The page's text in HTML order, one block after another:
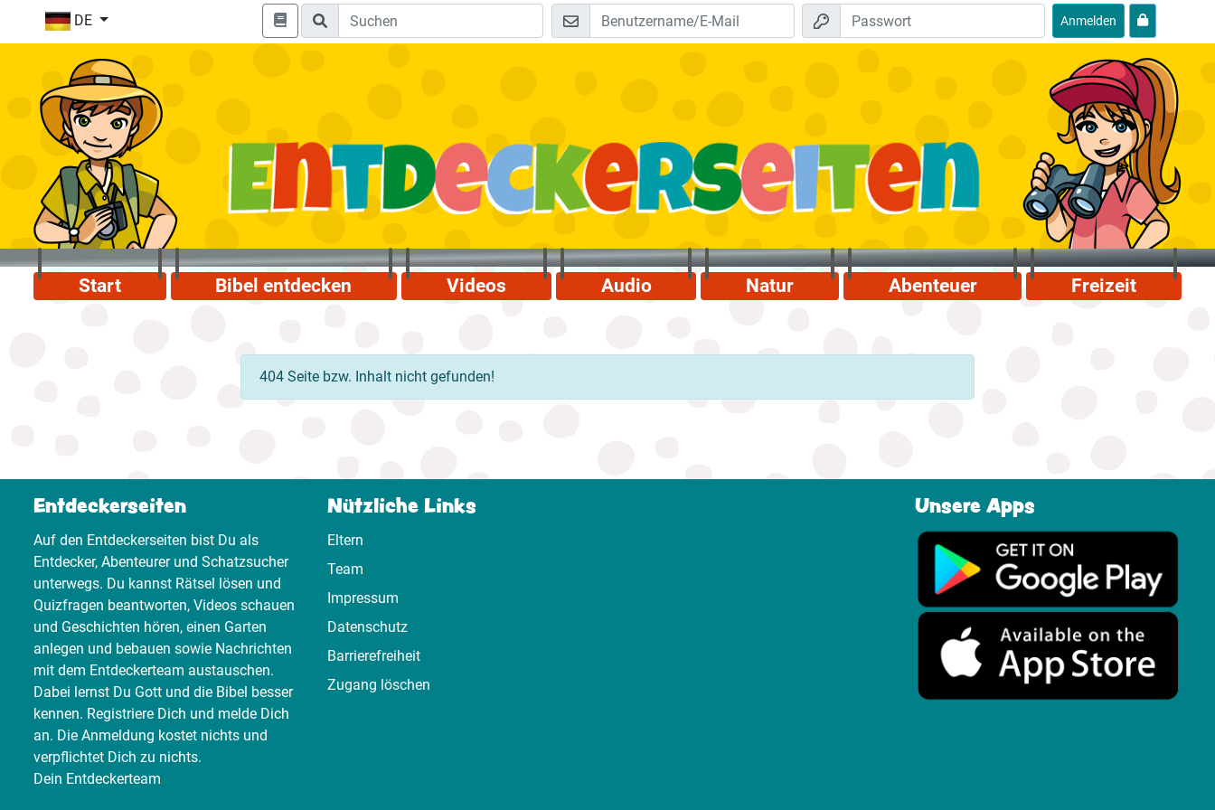
DE Anmelden
Start Bibel entdecken Videos Audio Natur Abenteuer Freizeit
404 Seite bzw. Inhalt nicht gefunden!
Entdeckerseiten
Auf den Entdeckerseiten bist Du als
Entdecker, Abenteurer und Schatzsucher
unterwegs. Du kannst Rätsel lösen und
Quizfragen beantworten, Videos schauen
und Geschichten hören, einen Garten
anlegen und bebauen sowie Nachrichten
mit dem Entdeckerteam austauschen.
Dabei lernst Du Gott und die Bibel besser
kennen. Registriere Dich und melde Dich
an. Die Anmeldung kostet nichts und
verpflichtet Dich zu nichts.
Dein Entdeckerteam
Nützliche Links
Eltern
Team
Impressum
Datenschutz
Barrierefreiheit
Zugang löschen
Unsere Apps